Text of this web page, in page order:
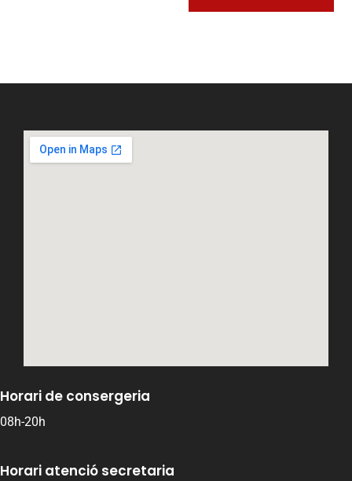
Horari de consergeria
08h-20h
Horari atenció secretaria